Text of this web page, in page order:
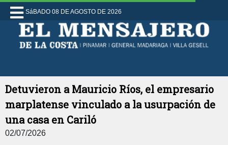
SáBADO 08 DE AGOSTO DE 2026
Detuvieron a Mauricio Ríos, el empresario
marplatense vinculado a la usurpación de
una casa en Cariló
02/07/2026